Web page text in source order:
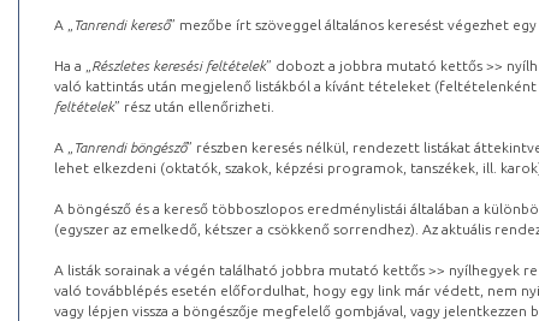
A „ Tanrendi kereső” mezőbe írt szöveggel általános keresést végezhet
Ha a „ Részletes keresési feltételek” dobozt a jobbra mutató kettős >>
való kattintás után megjelenő listákból a kívánt tételeket (feltételenként
feltételek” rész után ellenőrizheti.
A „ Tanrendi böngésző” részben keresés nélkül, rendezett listákat
lehet elkezdeni (oktatók, szakok, képzési programok, tanszékek, ill.
A böngésző és a kereső többoszlopos eredménylistái általában a
(egyszer az emelkedő, kétszer a csökkenő sorrendhez). Az aktuális
A listák sorainak a végén található jobbra mutató kettős >> nyílhegyek
való továbblépés esetén előfordulhat, hogy egy link már védett, nem
vagy lépjen vissza a böngészője megfelelő gombjával, vagy